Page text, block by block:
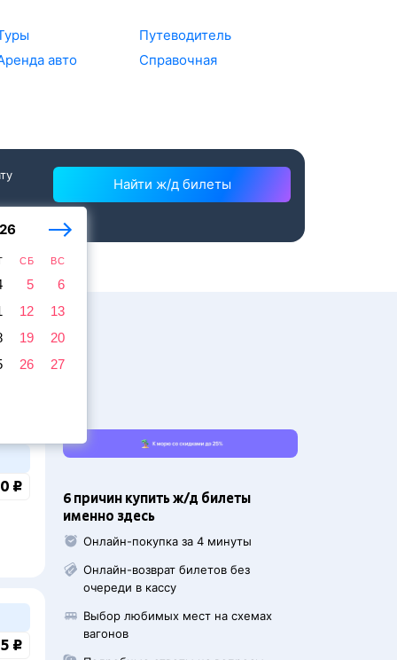
авто
Путеводитель
Справочная
СБ ВС
5
6
12
13
19
20
26
27
Найти ж/д билеты
₽
₽
6 причин купить ж/д билеты
именно здесь
Онлайн-покупка за 4 минуты
Онлайн-возврат билетов без
очереди в кассу
Выбор любимых мест на схемах
вагонов